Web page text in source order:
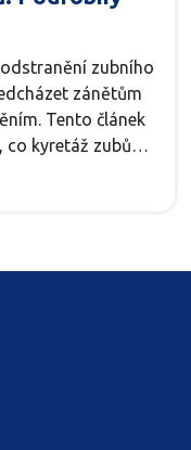
zubního
zánětům
Tento článek
kyretáž zubů
zahrnuty a